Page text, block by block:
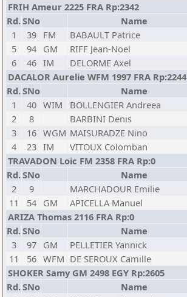
FRIH Ameur 2225 FRA Rp:2342
Rd.SNo Name
1
39 FM BABAULT Patrice
5
94 GM RIFF Jean-Noel
6
46 IM DELORME Axel
DACALOR Aurelie WFM 1997 FRA Rp:2244
Rd.SNo Name
1
40 WIM BOLLENGIER Andreea
2
8 BARBINI Denis
3
16 WGM MAISURADZE Nino
4
23 IM VITOUX Colomban
TRAVADON Loic FM 2358 FRA Rp:0
Rd.SNo Name
2
9 MARCHADOUR Emilie
11
54 GM APICELLA Manuel
ARIZA Thomas 2116 FRA Rp:0
Rd.SNo Name
3
97 GM PELLETIER Yannick
11
56 WFM DE SEROUX Camille
SHOKER Samy GM 2498 EGY Rp:2605
Rd.SNo Name